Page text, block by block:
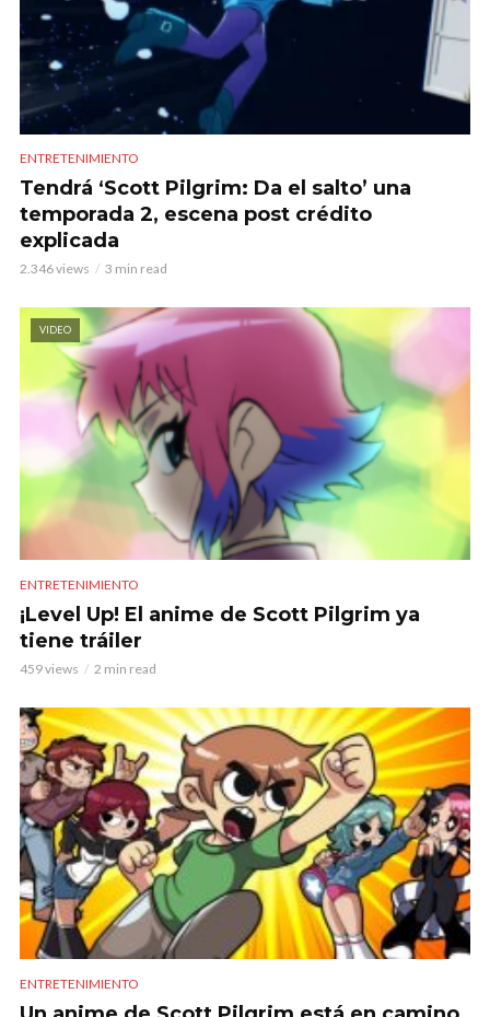
ENTRETENIMIENTO
Tendrá ‘Scott Pilgrim: Da el salto’ una
temporada 2, escena post crédito
explicada
2.346 views 3 min read
VIDEO
ENTRETENIMIENTO
¡Level Up! El anime de Scott Pilgrim ya
tiene tráiler
459 views 2 min read
ENTRETENIMIENTO